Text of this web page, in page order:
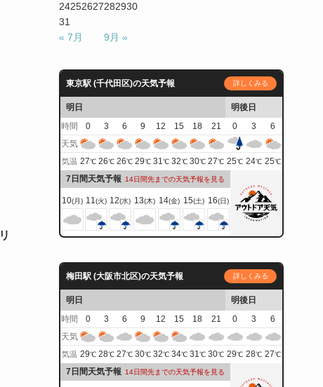
24252627282930
31
« 7月
9月 »
東京駅 (千代田区)の天気予報 詳しくみる
明日
明後日
時間
0 3 6 9 12 15 18 21 0 3
6
天気
気温 27℃ 26℃ 26℃ 29℃ 31℃ 32℃ 30℃ 27℃ 25℃ 24℃ 25℃
7日間天気予報 14日間先までの天気予報を見る
10(月) 11(火) 12(水) 13(木) 14(金) 15(土) 16(日)
梅田駅 (大阪市北区)の天気予報 詳しくみる
明日
明後日
時間
0 3 6 9 12 15 18 21 0 3
6
天気
気温 29℃ 28℃ 27℃ 30℃ 32℃ 34℃ 31℃ 30℃ 29℃ 28℃ 27℃
7日間天気予報 14日間先までの天気予報を見る